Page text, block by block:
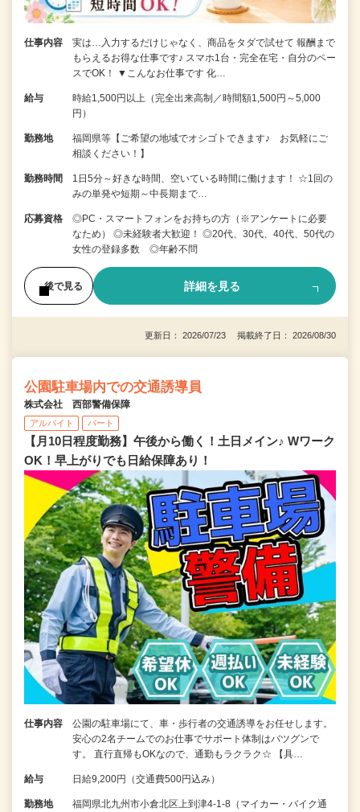
仕事内容
実は…入力するだけじゃなく、商品をタダで試せて 報酬まで
もらえるお得な仕事です♪ スマホ1台・完全在宅・自分のペー
スでOK！ ▼こんなお仕事です 化…
給与
時給1,500円以上（完全出来高制／時間額1,500円～5,000
円）
勤務地
福岡県等【ご希望の地域でオシゴトできます♪ お気軽にご
相談ください！】
勤務時間
1日5分～好きな時間、空いている時間に働けます！ ☆1回の
みの単発や短期～中長期まで…
応募資格
◎PC・スマートフォンをお持ちの方（※アンケートに必要
なため） ◎未経験者大歓迎！ ◎20代、30代、40代、50代の
女性の登録多数 ◎年齢不問
後で見る 詳細を見る
更新日： 2026/07/23 掲載終了日： 2026/08/30
公園駐車場内での交通誘導員
株式会社 西部警備保障
アルバイト パート
【月10日程度勤務】午後から働く！土日メイン♪ Wワーク
OK！早上がりでも日給保障あり！
仕事内容
公園の駐車場にて、車・歩行者の交通誘導をお任せします。
安心の2名チームでのお仕事でサポート体制はバツグンで
す。 直行直帰もOKなので、通勤もラクラク☆ 【具…
給与 日給9,200円（交通費500円込み）
勤務地
福岡県北九州市小倉北区上到津4-1-8（マイカー・バイク通